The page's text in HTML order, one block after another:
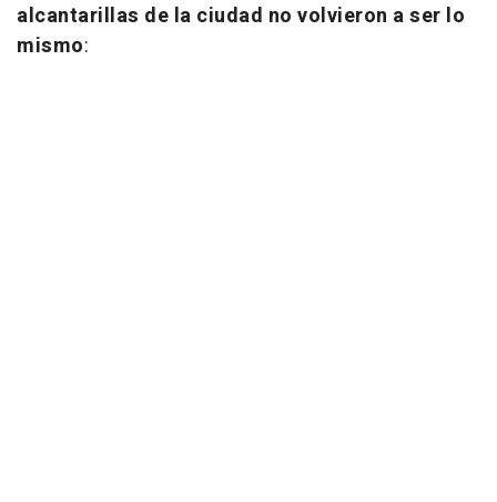
alcantarillas de la ciudad no volvieron a ser lo
mismo: